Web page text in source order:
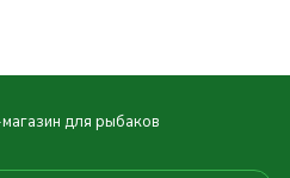
для рыбаков